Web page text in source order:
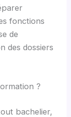
fonctions
de
des dossiers
?
bachelier,